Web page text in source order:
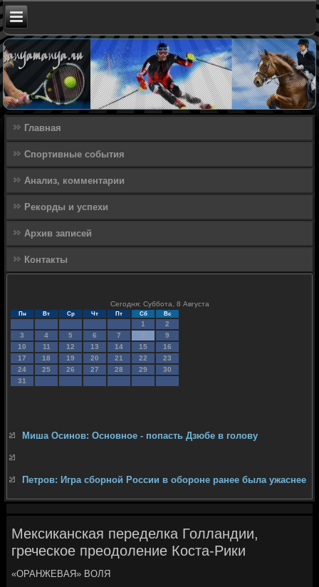
Главная
Спортивные события
Анализ, комментарии
Рекорды и успехи
Архив записей
Контакты
Сегодня: Суббота, 8 Августа
Пн Вт Ср Чт Пт Сб Вс
1
2
3
4 5 6 7 8
9
10
11 12 13 14 15
16
17
18 19 20 21 22
23
24
25 26 27 28 29
30
31
Миша Осинов: Основное - попасть Дзюбе в голову
Петров: Игра сборной России в обороне ранее была ужаснее
Мексиканская переделка Голландии,
греческое преодоление Коста-Рики
«ОРАНЖЕВАЯ» ВОЛЯ